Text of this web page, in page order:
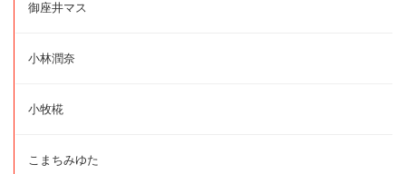
御座井マス
小林潤奈
小牧椛
こまちみゆた